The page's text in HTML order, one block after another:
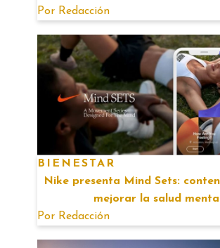
Por Redacción
BIENESTAR
Nike presenta Mind Sets:
mejorar la salud mental
Por Redacción